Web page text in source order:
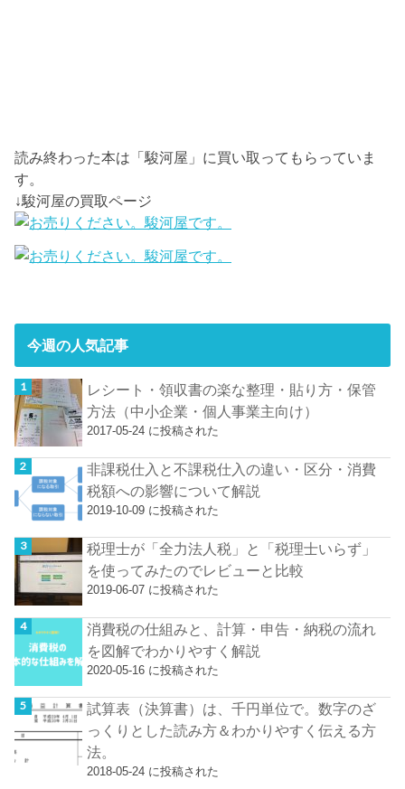
読み終わった本は「駿河屋」に買い取ってもらっていま
す。
↓駿河屋の買取ページ
今週の人気記事
レシート・領収書の楽な整理・貼り方・保管
方法（中小企業・個人事業主向け）
2017-05-24 に投稿された
非課税仕入と不課税仕入の違い・区分・消費
税額への影響について解説
2019-10-09 に投稿された
税理士が「全力法人税」と「税理士いらず」
を使ってみたのでレビューと比較
2019-06-07 に投稿された
消費税の仕組みと、計算・申告・納税の流れ
を図解でわかりやすく解説
2020-05-16 に投稿された
試算表（決算書）は、千円単位で。数字のざ
っくりとした読み方＆わかりやすく伝える方
法。
2018-05-24 に投稿された